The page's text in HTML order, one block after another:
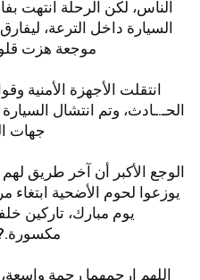
الناس، لكن الرحلة انتهت
السيارة داخل الترعة،
موجعة هزت
انتقلت الأجهزة الأمنية
الحـ.ـادث، وتم انتشال
جهات
الوجع الأكبر أن آخر طريق
يوزعوا لحوم الأضحية ابتغاء
يوم مبارك، تاركين
اللهم ارحمهما رحمة